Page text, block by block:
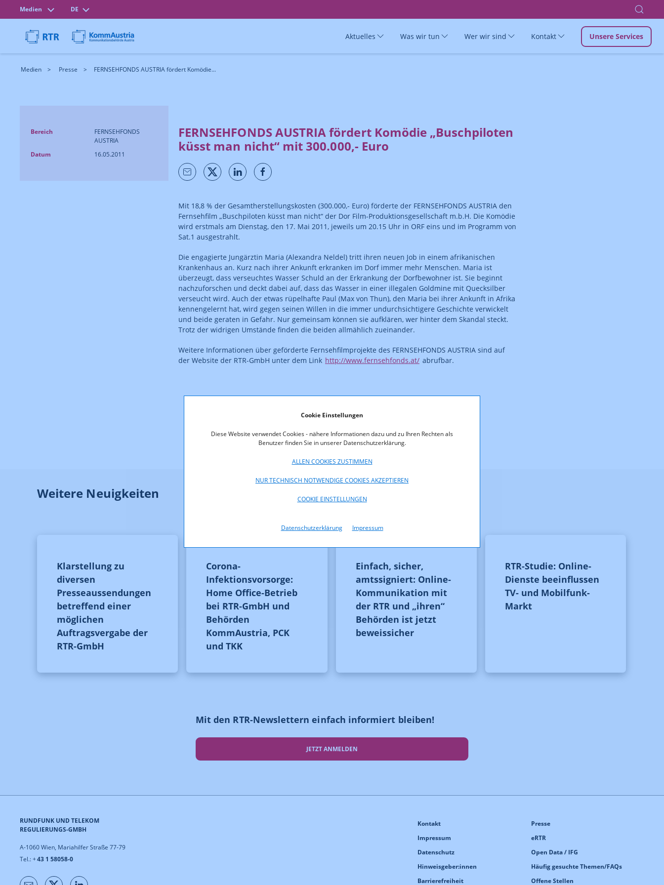
Cookie Einstellungen
Diese Website verwendet Cookies - nähere Informationen dazu und zu Ihren Rechten als
Benutzer finden Sie in unserer Datenschutzerklärung.
ALLEN COOKIES ZUSTIMMEN
NUR TECHNISCH NOTWENDIGE COOKIES AKZEPTIEREN
COOKIE EINSTELLUNGEN
Datenschutzerklärung Impressum
Medien DE
Aktuelles Was wir tun Wer wir sind Kontakt Unsere Services
Medien Presse FERNSEHFONDS AUSTRIA fördert Komödie...
Bereich
FERNSEHFONDS
AUSTRIA
Datum
16.05.2011
FERNSEHFONDS AUSTRIA fördert Komödie „Buschpiloten
küsst man nicht“ mit 300.000,- Euro
Mit 18,8 % der Gesamtherstellungskosten (300.000,- Euro) förderte der FERNSEHFONDS AUSTRIA den
Fernsehfilm „Buschpiloten küsst man nicht“ der Dor Film-Produktionsgesellschaft m.b.H. Die Komödie
wird erstmals am Dienstag, den 17. Mai 2011, jeweils um 20.15 Uhr in ORF eins und im Programm von
Sat.1 ausgestrahlt.
Die engagierte Jungärztin Maria (Alexandra Neldel) tritt ihren neuen Job in einem afrikanischen
Krankenhaus an. Kurz nach ihrer Ankunft erkranken im Dorf immer mehr Menschen. Maria ist
überzeugt, dass verseuchtes Wasser Schuld an der Erkrankung der Dorfbewohner ist. Sie beginnt
nachzuforschen und deckt dabei auf, dass das Wasser in einer illegalen Goldmine mit Quecksilber
verseucht wird. Auch der etwas rüpelhafte Paul (Max von Thun), den Maria bei ihrer Ankunft in Afrika
kennengelernt hat, wird gegen seinen Willen in die immer undurchsichtigere Geschichte verwickelt
und beide geraten in Gefahr. Nur gemeinsam können sie aufklären, wer hinter dem Skandal steckt.
Trotz der widrigen Umstände finden die beiden allmählich zueinander.
Weitere Informationen über geförderte Fernsehfilmprojekte des FERNSEHFONDS AUSTRIA sind auf
der Website der RTR-GmbH unter dem Link http://www.fernsehfonds.at/ abrufbar.
Weitere Neuigkeiten
Klarstellung zu
diversen
Presseaussendungen
betreffend einer
möglichen
Auftragsvergabe der
RTR-GmbH
Corona-
Infektionsvorsorge:
Home Office-Betrieb
bei RTR-GmbH und
Behörden
KommAustria, PCK
und TKK
Einfach, sicher,
amtssigniert: Online-
Kommunikation mit
der RTR und „ihren“
Behörden ist jetzt
beweissicher
RTR-Studie: Online-
Dienste beeinflussen
TV- und Mobilfunk-
Markt
Mit den RTR-Newslettern einfach informiert bleiben!
JETZT ANMELDEN
RUNDFUNK UND TELEKOM
REGULIERUNGS-GMBH
A-1060 Wien, Mariahilfer Straße 77-79
Tel.: +43 1 58058-0
Presse
eRTR
Open Data / IFG
Häufig gesuchte Themen/FAQs
Offene Stellen
Kontakt
Impressum
Datenschutz
Hinweisgeber:innen
Barrierefreiheit